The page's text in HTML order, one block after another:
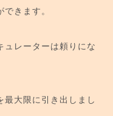
きます。
ュレーターは頼りにな
最大限に引き出しまし